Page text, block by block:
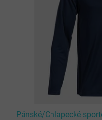
Pánské/Chlapecké